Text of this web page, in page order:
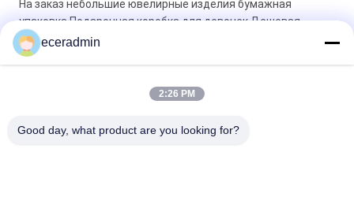
На заказ небольшие ювелирные изделия бумажная
упаковка Подарочная коробка для девочек Дешевая
упаковка
упаковка Подарочная коробка для девочек Дешевая
eceradmin
2:26 PM
Good day, what product are you looking for?